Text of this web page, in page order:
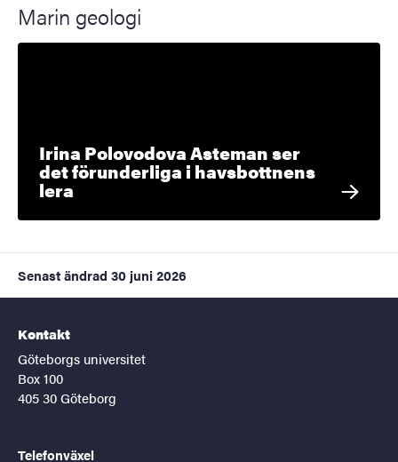
Marin geologi
Irina Polovodova Asteman ser
det förunderliga i havsbottnens
lera
Senast ändrad 30 juni 2026
Kontakt
Göteborgs universitet
Box 100
405 30 Göteborg
Telefonväxel